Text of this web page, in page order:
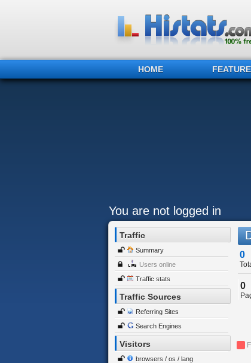
HOME
You are not logged in
Traffic
Summary
Users online
Traffic stats
Traffic Sources
Referring Sites
Search Engines
Visitors
browsers / os / lang
0
0